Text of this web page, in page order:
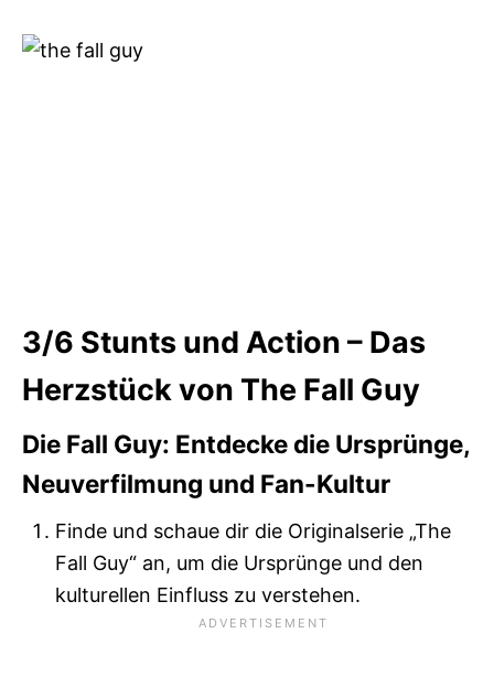
3/6 Stunts und Action – Das
Herzstück von The Fall Guy
Die Fall Guy: Entdecke die Ursprünge,
Neuverfilmung und Fan-Kultur
Finde und schaue dir die Originalserie „The
Fall Guy“ an, um die Ursprünge und den
kulturellen Einfluss zu verstehen.